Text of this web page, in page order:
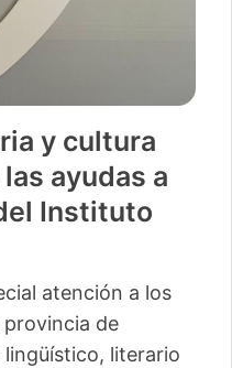
y cultura
ayudas a
Instituto
atención a los
de
literario